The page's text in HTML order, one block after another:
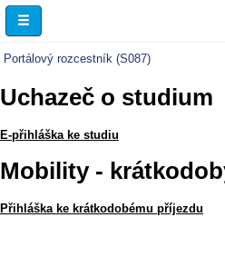
Portálový rozcestník (S087)
Uchazeč o studium
E-přihláška ke studiu
Mobility -
Přihláška ke krátkodobému příjezdu